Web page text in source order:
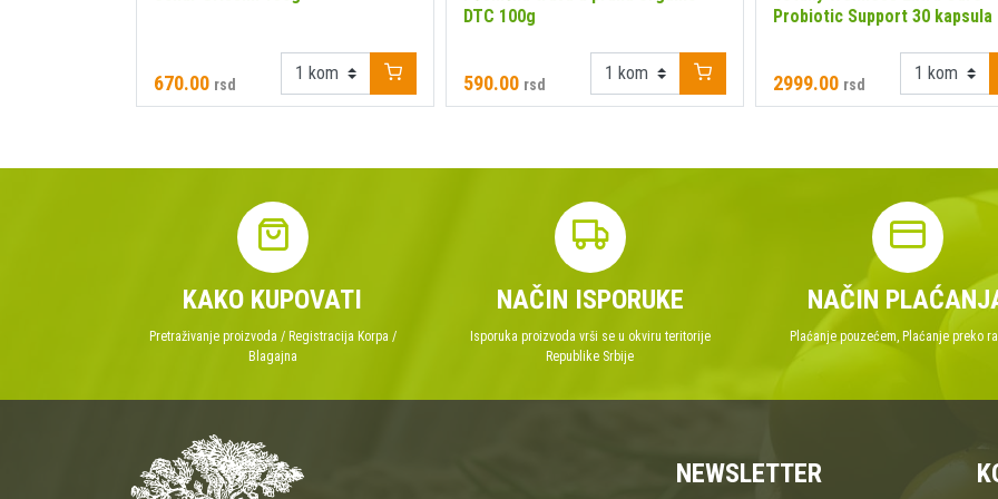
670.00 rsd
DTC 100g
590.00 rsd
Probiotic Support 30 kapsula
2999.00 rsd
KAKO KUPOVATI
Pretraživanje proizvoda / Registracija Korpa /
Blagajna
NAČIN ISPORUKE
Isporuka proizvoda vrši se u okviru teritorije
Republike Srbije
NAČIN
Plaćanje pouzećem, Plaćanje preko
NEWSLETTER